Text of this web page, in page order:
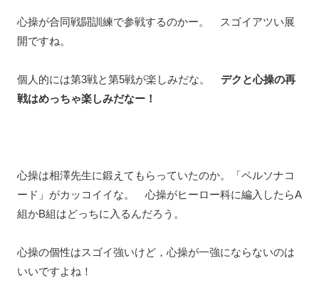
心操が合同戦闘訓練で参戦するのかー。 スゴイアツい展
開ですね。
個人的には第3戦と第5戦が楽しみだな。 デクと心操の再
戦はめっちゃ楽しみだなー！
心操は相澤先生に鍛えてもらっていたのか。「ペルソナコ
ード」がカッコイイな。 心操がヒーロー科に編入したらA
組かB組はどっちに入るんだろう。
心操の個性はスゴイ強いけど，心操が一強にならないのは
いいですよね！